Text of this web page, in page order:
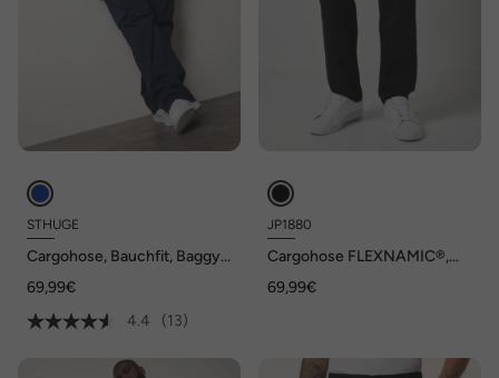
STHUGE
Cargohose, Bauchfit, Baggy
69,99€
4.4
(13)
JP1880
Cargohose FLEXNAMIC®,
69,99€